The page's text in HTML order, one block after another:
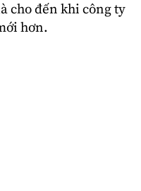
cho đến khi công ty
hơn.